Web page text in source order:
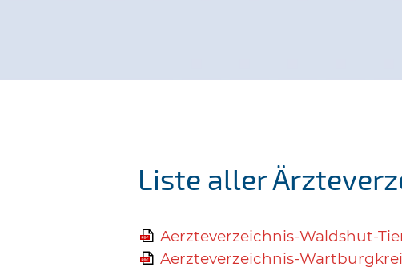
Liste aller
Aerzteverzeichnis-Waldshut-
Aerzteverzeichnis-